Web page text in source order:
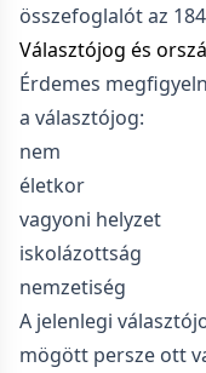
összefoglalót az
Választójog és
Érdemes
a választójog:
nem
életkor
vagyoni helyzet
iskolázottság
nemzetiség
A jelenlegi
mögött persze ott